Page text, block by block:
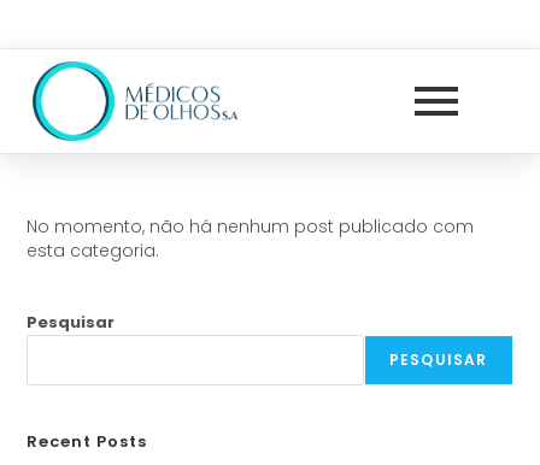
No momento, não há nenhum post publicado com
esta categoria.
Pesquisar
PESQUISAR
Recent Posts